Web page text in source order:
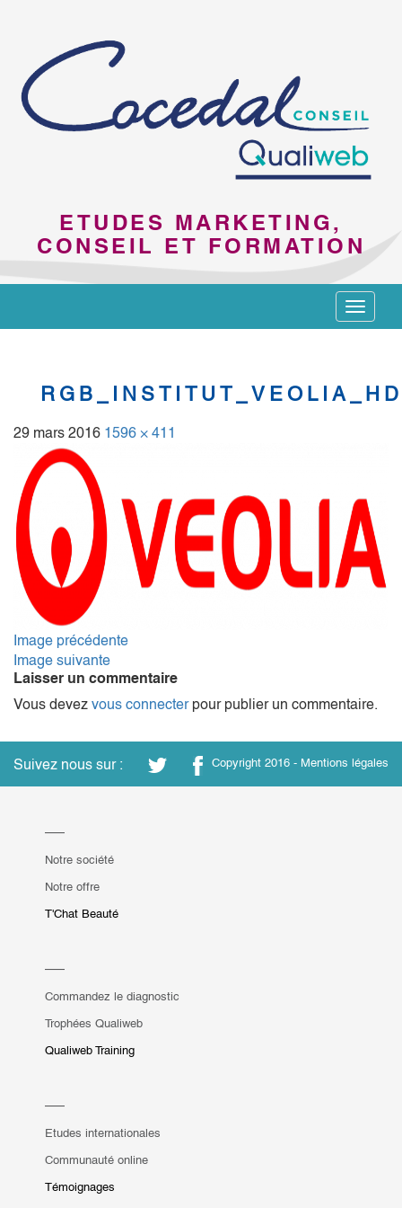
ETUDES MARKETING,
CONSEIL ET FORMATION
Toggle
29 mars 2016 1596 × 411
Image précédente
Image suivante
Laisser un commentaire
Vous devez vous connecterpour publier un commentaire.
Suivez nous sur : Copyright 2016 - Mentions légales
Notre société
Notre offre
T'Chat Beauté
Commandez le diagnostic
Trophées Qualiweb
Qualiweb Training
Etudes internationales
Communauté online
Témoignages